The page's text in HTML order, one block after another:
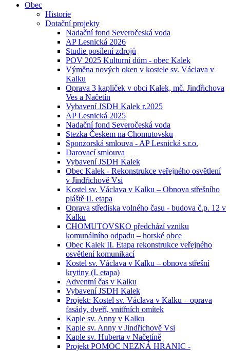
Obec
Historie
Dotační projekty
Nadační fond Severočeská voda
AP Lesnická 2026
Studie posílení zdrojů
POV 2025 Kulturní dům - obec Kalek
Výměna nových oken v kostele sv. Václava v
Kalku
Oprava 3 kapliček v obci Kalek, mč. Jindřichova
Ves a Načetín
Vybavení JSDH Kalek r.2025
AP Lesnická 2025
Nadační fond Severočeská voda
Stezka Českem na Chomutovsku
Sponzorská smlouva - AP Lesnická s.r.o.
Darovací smlouva
Vybavení JSDH Kalek
Obec Kalek - Rekonstrukce veřejného osvětlení
v Jindřichově Vsi
Kostel sv. Václava v Kalku – Obnova střešního
pláště II. etapa
Oprava střediska volného času - budova č.p. 12 v
Kalku
CHOMUTOVSKO předchází vzniku
komunálního odpadu – horské obce
Obec Kalek II. Etapa rekonstrukce veřejného
osvětlení komunikací
Kostel sv. Václava v Kalku – obnova střešní
krytiny (I. etapa)
Adventní čas v Kalku
Vybavení JSDH Kalek
Projekt: Kostel sv. Václava v Kalku – oprava
fasády, dveří, vnitřních omítek
Kaple sv. Anny v Kalku
Kaple sv. Anny v Jindřichově Vsi
Kaple sv. Huberta v Načetíně
Projekt POMOC NEZNÁ HRANIC -